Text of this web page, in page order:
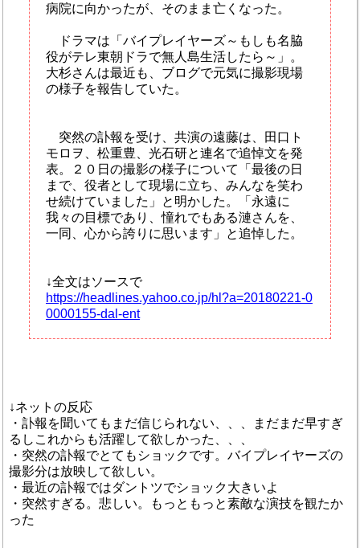
病院に向かったが、そのまま亡くなった。
ドラマは「バイプレイヤーズ～もしも名脇
役がテレ東朝ドラで無人島生活したら～」。
大杉さんは最近も、ブログで元気に撮影現場
の様子を報告していた。
突然の訃報を受け、共演の遠藤は、田口ト
モロヲ、松重豊、光石研と連名で追悼文を発
表。２０日の撮影の様子について「最後の日
まで、役者として現場に立ち、みんなを笑わ
せ続けていました」と明かした。「永遠に
我々の目標であり、憧れでもある漣さんを、
一同、心から誇りに思います」と追悼した。
↓全文はソースで
https://headlines.yahoo.co.jp/hl?a=20180221-0
0000155-dal-ent
↓ネットの反応
・訃報を聞いてもまだ信じられない、、、まだまだ早すぎ
るしこれからも活躍して欲しかった、、、
・突然の訃報でとてもショックです。バイプレイヤーズの
撮影分は放映して欲しい。
・最近の訃報ではダントツでショック大きいよ
・突然すぎる。悲しい。もっともっと素敵な演技を観たか
った